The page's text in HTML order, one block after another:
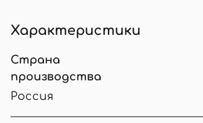
Характеристики
Страна
производства
Россия